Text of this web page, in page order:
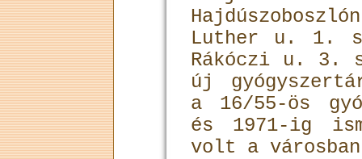
Luther u. 1.
Rákóczi u. 3.
új
a 16/55-ös
és 1971-ig
volt a